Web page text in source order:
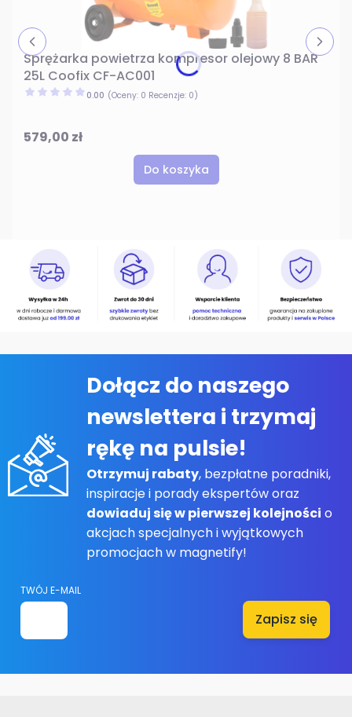
Sprężarka powietrza kompresor olejowy 8 BAR
25L Coofix CF-AC001
0.00 (Oceny: 0 Recenzje: 0)
579,00 zł
Do koszyka
Dołącz do naszego
newslettera i trzymaj
rękę na pulsie!
Otrzymuj rabaty, bezpłatne poradniki,
inspiracje i porady ekspertów oraz
dowiaduj się w pierwszej kolejności o
akcjach specjalnych i wyjątkowych
promocjach w magnetify!
TWÓJ E-MAIL
Zapisz się